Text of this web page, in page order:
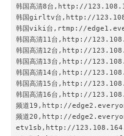
韩国高清8台,http://
韩国girltv台,http://
韩国viki台,rtmp://
韩国高清11台,http://
韩国高清12台,http://
韩国高清13台,http://
韩国高清14台,http://
韩国高清15台,http://
韩国高清16台,http://
频道19,http://
频道20,http://
etv1sb,http://